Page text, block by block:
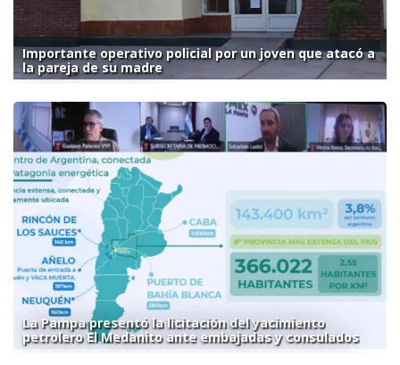
Importante operativo policial por un joven que atacó a
la pareja de su madre
La Pampa presentó la licitación del yacimiento
petrolero El Medanito ante embajadas y consulados